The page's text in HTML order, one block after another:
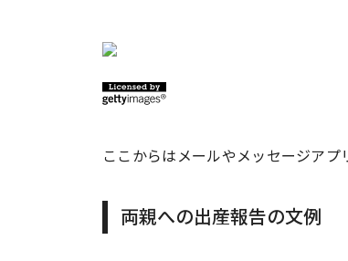
ここからはメールやメッセージアプ
両親への出産報告の文例